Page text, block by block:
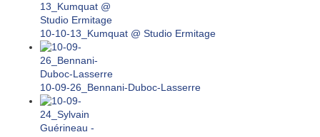
10-10-13_Kumquat @ Studio Ermitage
10-09-26_Bennani-Duboc-Lasserre